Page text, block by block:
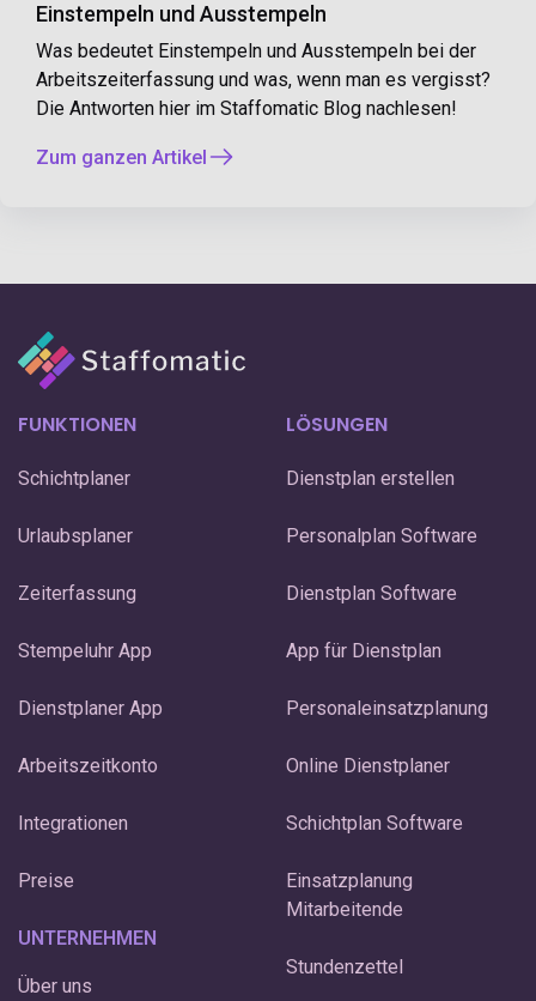
Einstempeln und Ausstempeln
Was bedeutet Einstempeln und Ausstempeln bei der
Arbeitszeiterfassung und was, wenn man es vergisst?
Die Antworten hier im Staffomatic Blog nachlesen!
Zum ganzen Artikel
FUNKTIONEN
Schichtplaner
Urlaubsplaner
Zeiterfassung
Stempeluhr App
Dienstplaner App
Arbeitszeitkonto
Integrationen
Preise
UNTERNEHMEN
Über uns
LÖSUNGEN
Dienstplan erstellen
Personalplan Software
Dienstplan Software
App für Dienstplan
Personaleinsatzplanung
Online Dienstplaner
Schichtplan Software
Einsatzplanung
Mitarbeitende
Stundenzettel